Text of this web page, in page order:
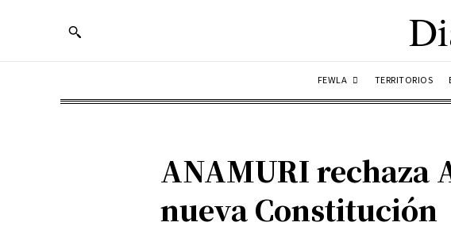
FEWLA TERRITORIOS
ANAMURI rechaza
nueva Constitución